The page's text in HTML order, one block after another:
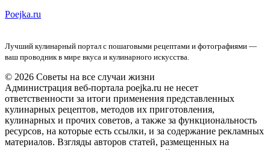
Poejka.ru
Лучший кулинарный портал с пошаговыми рецептами и фотографиями —
ваш проводник в мире вкуса и кулинарного искусства.
© 2026 Советы на все случаи жизни
Администрация веб-портала poejka.ru не несет
ответственности за итоги применения представленных
кулинарных рецептов, методов их приготовления,
кулинарных и прочих советов, а также за функциональность
ресурсов, на которые есть ссылки, и за содержание рекламных
материалов. Взгляды авторов статей, размещенных на